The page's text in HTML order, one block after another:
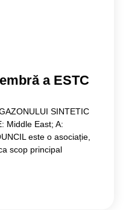
a ESTC
SINTETIC
Middle East; A:
este o asociație,
scop principal